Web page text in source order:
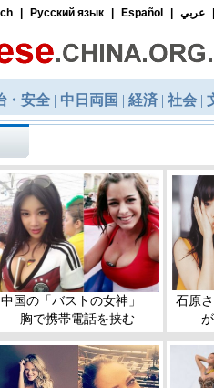
中国の「バストの女神」
胸で携帯電話を挟む
石原